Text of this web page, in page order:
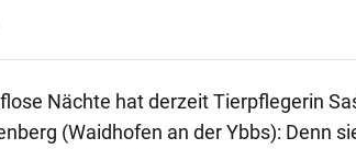
Nächte hat derzeit Tierpflegerin
(Waidhofen an der Ybbs): Denn